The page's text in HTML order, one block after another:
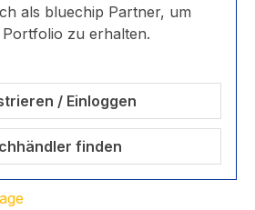
als bluechip Partner, um
zu erhalten.
/ Einloggen
finden